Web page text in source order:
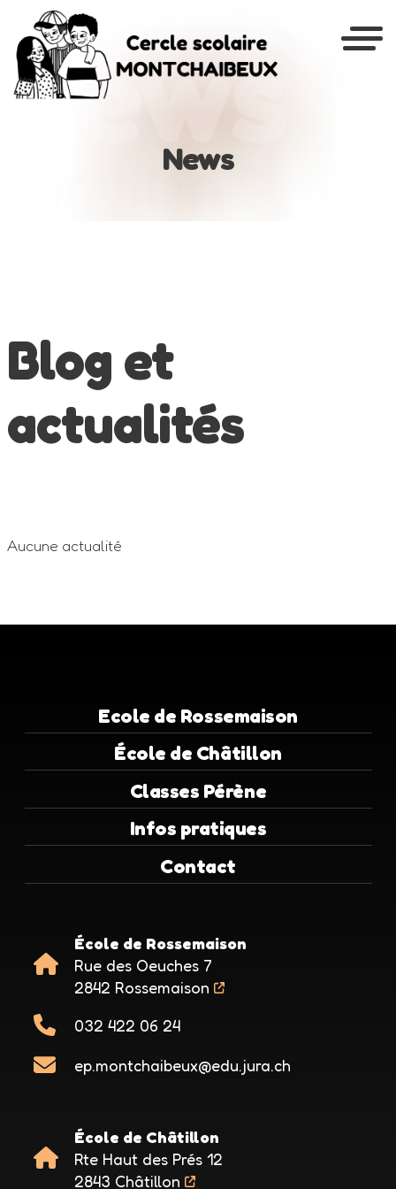
News
Blog et
actualités
Aucune actualité
Ecole de Rossemaison
École de Châtillon
Classes Pérène
Infos pratiques
Contact
École de Rossemaison
Rue des Oeuches 7
2842 Rossemaison
032 422 06 24
ep.montchaibeux@edu.jura.ch
École de Châtillon
Rte Haut des Prés 12
2843 Châtillon